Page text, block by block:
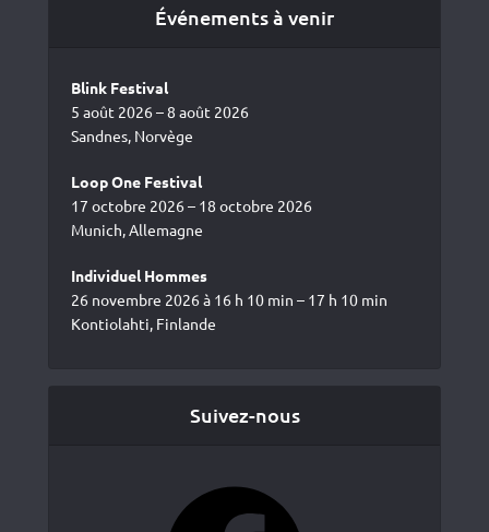
Événements à venir
Blink Festival
5 août 2026 – 8 août 2026
Sandnes, Norvège
Loop One Festival
17 octobre 2026 – 18 octobre 2026
Munich, Allemagne
Individuel Hommes
26 novembre 2026 à 16 h 10 min – 17 h 10 min
Kontiolahti, Finlande
Suivez-nous